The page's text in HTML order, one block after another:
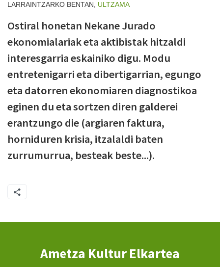
LARRAINTZARKO BENTAN, ULTZAMA
Ostiral honetan Nekane Jurado
ekonomialariak eta aktibistak hitzaldi
interesgarria eskainiko digu. Modu
entretenigarri eta dibertigarrian, egungo
eta datorren ekonomiaren diagnostikoa
eginen du eta sortzen diren galderei
erantzungo die (argiaren faktura,
horniduren krisia, itzalaldi baten
zurrumurrua, besteak beste...).
Ametza Kultur Elkartea